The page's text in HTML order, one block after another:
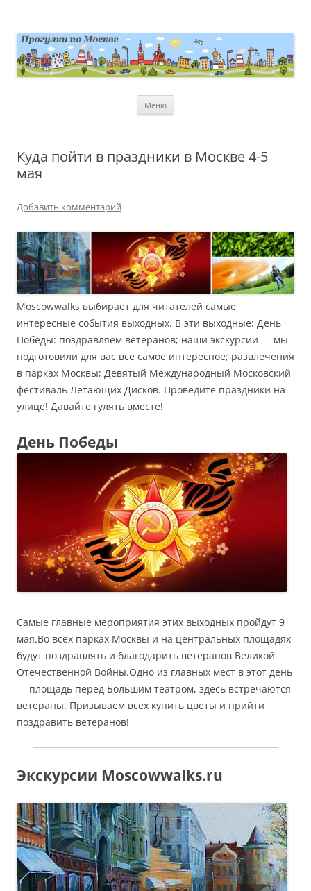
Меню
Куда пойти в праздники в Москве 4-5
мая
Добавить комментарий
Moscowwalks выбирает для читателей самые
интересные события выходных. В эти выходные: День
Победы: поздравляем ветеранов; наши экскурсии — мы
подготовили для вас все самое интересное; развлечения
в парках Москвы; Девятый Международный Московский
фестиваль Летающих Дисков. Проведите праздники на
улице! Давайте гулять вместе!
День Победы
Самые главные мероприятия этих выходных пройдут 9
мая.Во всех парках Москвы и на центральных площадях
будут поздравлять и благодарить ветеранов Великой
Отечественной Войны.Одно из главных мест в этот день
— площадь перед Большим театром, здесь встречаются
ветераны. Призываем всех купить цветы и прийти
поздравить ветеранов!
Экскурсии Moscowwalks.ru